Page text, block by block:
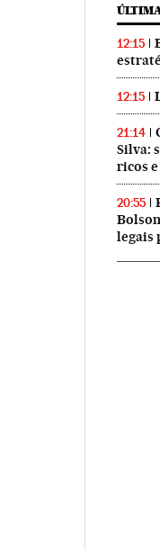
12:15
12:15
21:14
Silva:
ricos
20:55
legais